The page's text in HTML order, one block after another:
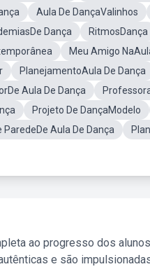
Aula De DançaValinhos
Dança RitmosDança
Meu Amigo
PlanejamentoAula De Dança
Aula De Dança
Projeto De DançaModelo
ParedeDe Aula De Dança
ao progresso dos
e são